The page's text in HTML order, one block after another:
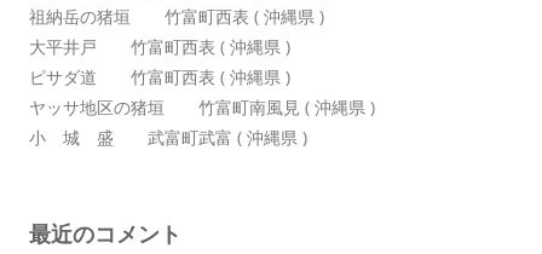
祖納岳の猪垣 竹富町西表 ( 沖縄県 )
大平井戸 竹富町西表 ( 沖縄県 )
ピサダ道 竹富町西表 ( 沖縄県 )
ヤッサ地区の猪垣 竹富町南風見 ( 沖縄県 )
小 城 盛 武富町武富 ( 沖縄県 )
最近のコメント